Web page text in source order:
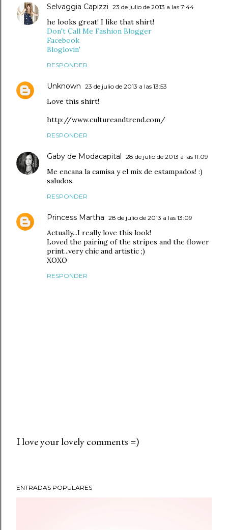
Selvaggia Capizzi 23 de julio de 2013 a las 7:44
he looks great! I like that shirt!
Don't Call Me Fashion Blogger
Facebook
Bloglovin'
RESPONDER
Unknown 23 de julio de 2013 a las 13:53
Love this shirt!
http://www.cultureandtrend.com/
RESPONDER
Gaby de Modacapital 28 de julio de 2013 a las 11:09
Me encana la camisa y el mix de estampados! :)
saludos.
RESPONDER
Princess Martha 28 de julio de 2013 a las 13:09
Actually...I really love this look!
Loved the pairing of the stripes and the flower
print...very chic and artistic ;)
XOXO
RESPONDER
I love your lovely comments =)
ENTRADAS POPULARES